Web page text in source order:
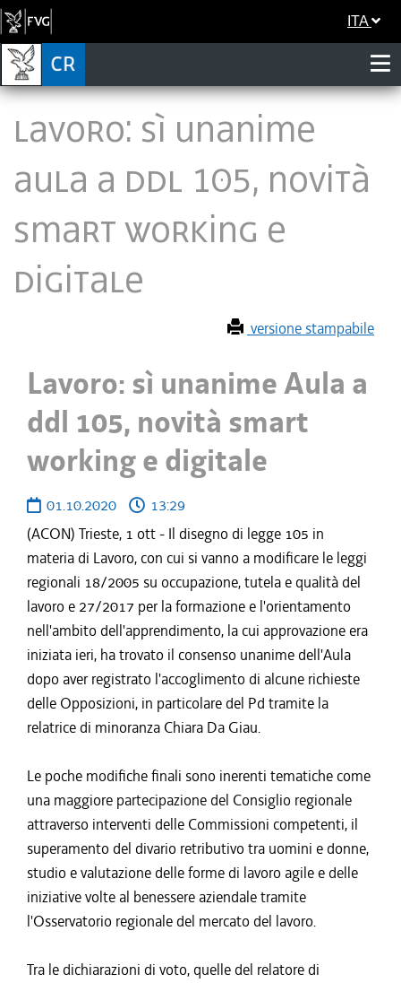
ITA
Lavoro: sì unanime
Aula a ddl 105, novità
smart working e
digitale
versione stampabile
Lavoro: sì unanime Aula a
ddl 105, novità smart
working e digitale
01.10.2020
13:29
(ACON) Trieste, 1 ott - Il disegno di legge 105 in
materia di Lavoro, con cui si vanno a modificare le leggi
regionali 18/2005 su occupazione, tutela e qualità del
lavoro e 27/2017 per la formazione e l'orientamento
nell'ambito dell'apprendimento, la cui approvazione era
iniziata ieri, ha trovato il consenso unanime dell'Aula
dopo aver registrato l'accoglimento di alcune richieste
delle Opposizioni, in particolare del Pd tramite la
relatrice di minoranza Chiara Da Giau.
Le poche modifiche finali sono inerenti tematiche come
una maggiore partecipazione del Consiglio regionale
attraverso interventi delle Commissioni competenti, il
superamento del divario retributivo tra uomini e donne,
studio e valutazione delle forme di lavoro agile e delle
iniziative volte al benessere aziendale tramite
l'Osservatorio regionale del mercato del lavoro.
Tra le dichiarazioni di voto, quelle del relatore di